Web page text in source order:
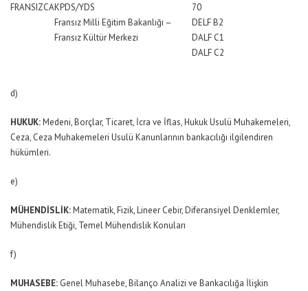
FRANSIZCAKPDS/YDS
70
Fransız Milli Eğitim Bakanlığı –
Fransız Kültür Merkezi
DELF B2
DALF C1
DALF C2
d)
HUKUK:Medeni, Borçlar, Ticaret, İcra ve İflas, Hukuk Usulü Muhakemeleri,
Ceza, Ceza Muhakemeleri Usulü Kanunlarının bankacılığı ilgilendiren
hükümleri.
e)
MÜHENDİSLİK:Matematik, Fizik, Lineer Cebir, Diferansiyel Denklemler,
Mühendislik Etiği, Temel Mühendislik Konuları
f)
MUHASEBE: Genel Muhasebe, Bilanço Analizi ve Bankacılığa İlişkin